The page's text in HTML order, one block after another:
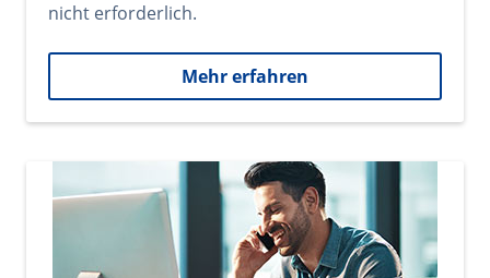
nicht erforderlich.
Mehr erfahren